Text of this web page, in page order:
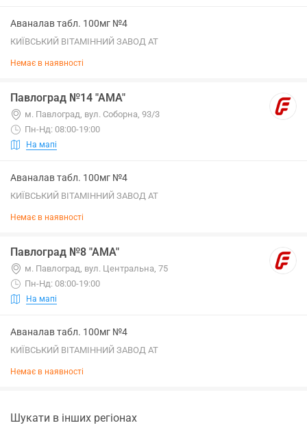
Аваналав табл. 100мг №4
КИЇВСЬКИЙ ВІТАМІННИЙ ЗАВОД АТ
Немає в наявності
Павлоград №14 "АМА"
м. Павлоград, вул. Соборна, 93/3
Пн-Нд: 08:00-19:00
На мапі
Аваналав табл. 100мг №4
КИЇВСЬКИЙ ВІТАМІННИЙ ЗАВОД АТ
Немає в наявності
Павлоград №8 "АМА"
м. Павлоград, вул. Центральна, 75
Пн-Нд: 08:00-19:00
На мапі
Аваналав табл. 100мг №4
КИЇВСЬКИЙ ВІТАМІННИЙ ЗАВОД АТ
Немає в наявності
Шукати в інших регіонах